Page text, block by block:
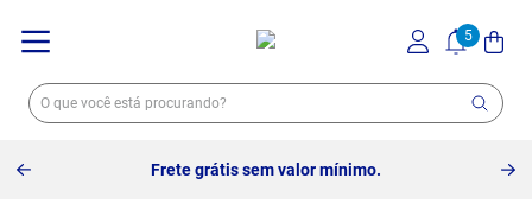
Frete grátis sem valor mínimo.